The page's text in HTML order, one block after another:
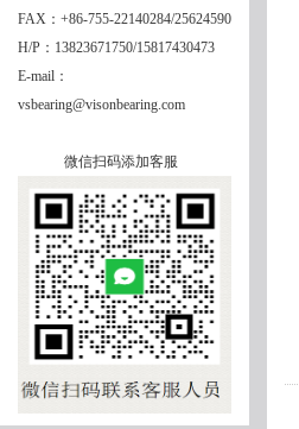
FAX：+86-755-22140284/25624590
H/P：13823671750/15817430473
E-mail：
vsbearing@visonbearing.com
微信扫码添加客服